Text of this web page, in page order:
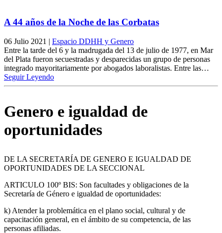
A 44 años de la Noche de las Corbatas
06 Julio 2021 | Espacio DDHH y Genero
Entre la tarde del 6 y la madrugada del 13 de julio de 1977, en Mar
del Plata fueron secuestradas y desparecidas un grupo de personas
integrado mayoritariamente por abogados laboralistas. Entre las…
Seguir Leyendo
Genero e igualdad de
oportunidades
DE LA SECRETARÍA DE GENERO E IGUALDAD DE
OPORTUNIDADES DE LA SECCIONAL
ARTICULO 100º BIS: Son facultades y obligaciones de la
Secretaría de Género e igualdad de oportunidades:
k) Atender la problemática en el plano social, cultural y de
capacitación general, en el ámbito de su competencia, de las
personas afiliadas.